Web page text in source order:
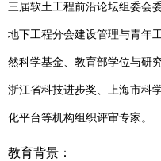
三届软土工程前沿论坛组委会
地下工程分会建设管理与青年
然科学基金、教育部学位与研
浙江省科技进步奖、上海市科
化平台等机构组织评审专家。
教育背景：